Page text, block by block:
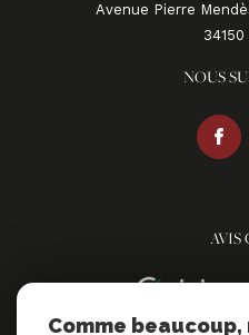
Avenue Pierre
34150
NOUS
AVIS
Comme